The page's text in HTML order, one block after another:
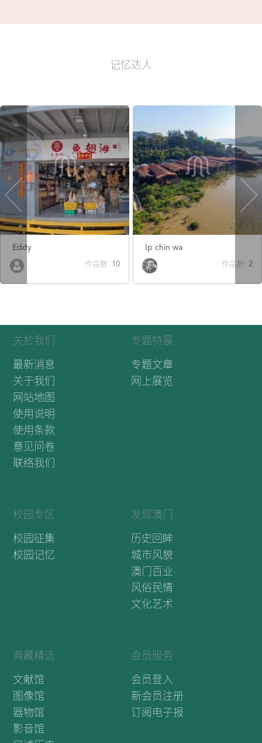
记忆达人
Eddy
作品数 10
Ip chin wa
作品数 2
关於我们
最新消息
关于我们
网站地图
使用说明
使用条款
意见问卷
联络我们
专题特展
专题文章
网上展览
校园专区
校园征集
校园记忆
发现澳门
历史回眸
城市风貌
澳门百业
风俗民情
文化艺术
典藏精选
文献馆
图像馆
器物馆
影音馆
会员服务
会员登入
新会员注册
订阅电子报